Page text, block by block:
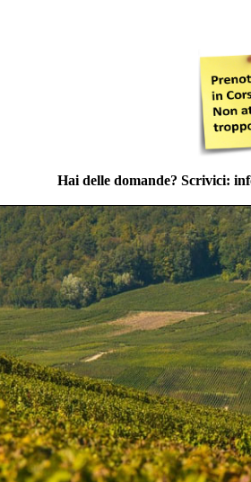
Hai delle domande? Scrivici: